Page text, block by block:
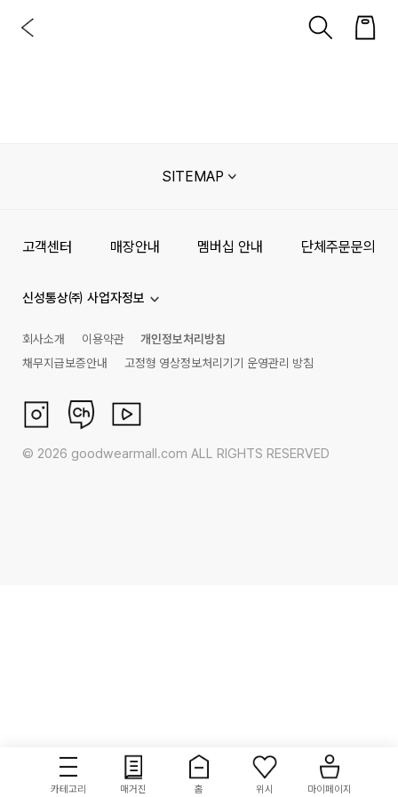
카테고리 매거진 홈 위시 마이페이지
SITEMAP
고객센터 매장안내 멤버십 안내 단체주문문의
신성통상㈜ 사업자정보
회사소개 이용약관
개인정보처리방침
채무지급보증안내
고정형 영상정보처리기기 운영관리 방침
© 2026 goodwearmall.com ALL RIGHTS RESERVED